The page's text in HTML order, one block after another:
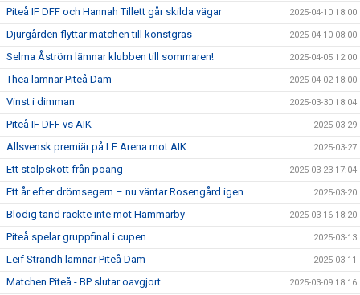
Piteå IF DFF och Hannah Tillett går skilda vägar 2025-04-10 18:00
Djurgården flyttar matchen till konstgräs 2025-04-10 08:00
Selma Åström lämnar klubben till sommaren! 2025-04-05 12:00
Thea lämnar Piteå Dam 2025-04-02 18:00
Vinst i dimman 2025-03-30 18:04
Piteå IF DFF vs AIK 2025-03-29
Allsvensk premiär på LF Arena mot AIK 2025-03-27
Ett stolpskott från poäng 2025-03-23 17:04
Ett år efter drömsegern – nu väntar Rosengård igen 2025-03-20
Blodig tand räckte inte mot Hammarby 2025-03-16 18:20
Piteå spelar gruppfinal i cupen 2025-03-13
Leif Strandh lämnar Piteå Dam 2025-03-11
Matchen Piteå - BP slutar oavgjort 2025-03-09 18:16